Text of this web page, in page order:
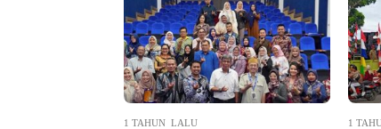
1 TAHUN LALU 1